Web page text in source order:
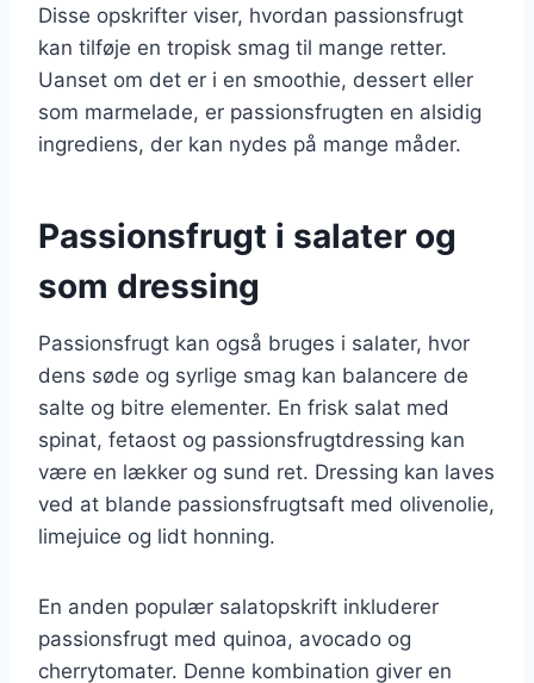
Disse opskrifter viser, hvordan passionsfrugt
kan tilføje en tropisk smag til mange retter.
Uanset om det er i en smoothie, dessert eller
som marmelade, er passionsfrugten en alsidig
ingrediens, der kan nydes på mange måder.
Passionsfrugt i salater og
som dressing
Passionsfrugt kan også bruges i salater, hvor
dens søde og syrlige smag kan balancere de
salte og bitre elementer. En frisk salat med
spinat, fetaost og passionsfrugtdressing kan
være en lækker og sund ret. Dressing kan laves
ved at blande passionsfrugtsaft med olivenolie,
limejuice og lidt honning.
En anden populær salatopskrift inkluderer
passionsfrugt med quinoa, avocado og
cherrytomater. Denne kombination giver en